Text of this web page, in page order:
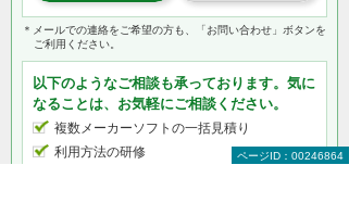
＊メールでの連絡をご希望の方も、「お問い合わせ」ボタンを
ご利用ください。
以下のようなご相談も承っております。気に
なることは、お気軽にご相談ください。
複数メーカーソフトの一括見積り
利用方法の研修
ページID：00246864